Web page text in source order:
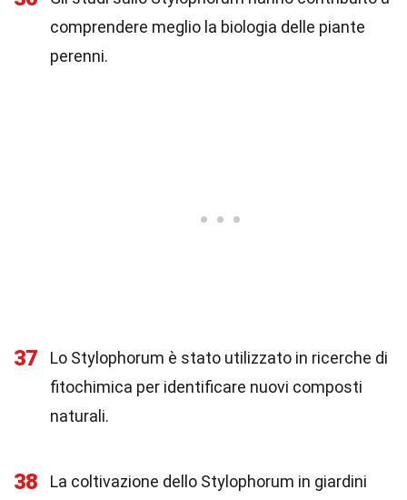
comprendere meglio la biologia delle piante
perenni.
37
Lo Stylophorum è stato utilizzato in ricerche di
fitochimica per identificare nuovi composti
naturali.
38
La coltivazione dello Stylophorum in giardini